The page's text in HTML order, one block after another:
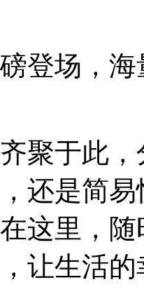
登场，
聚于此
还是简
这里，
让生活